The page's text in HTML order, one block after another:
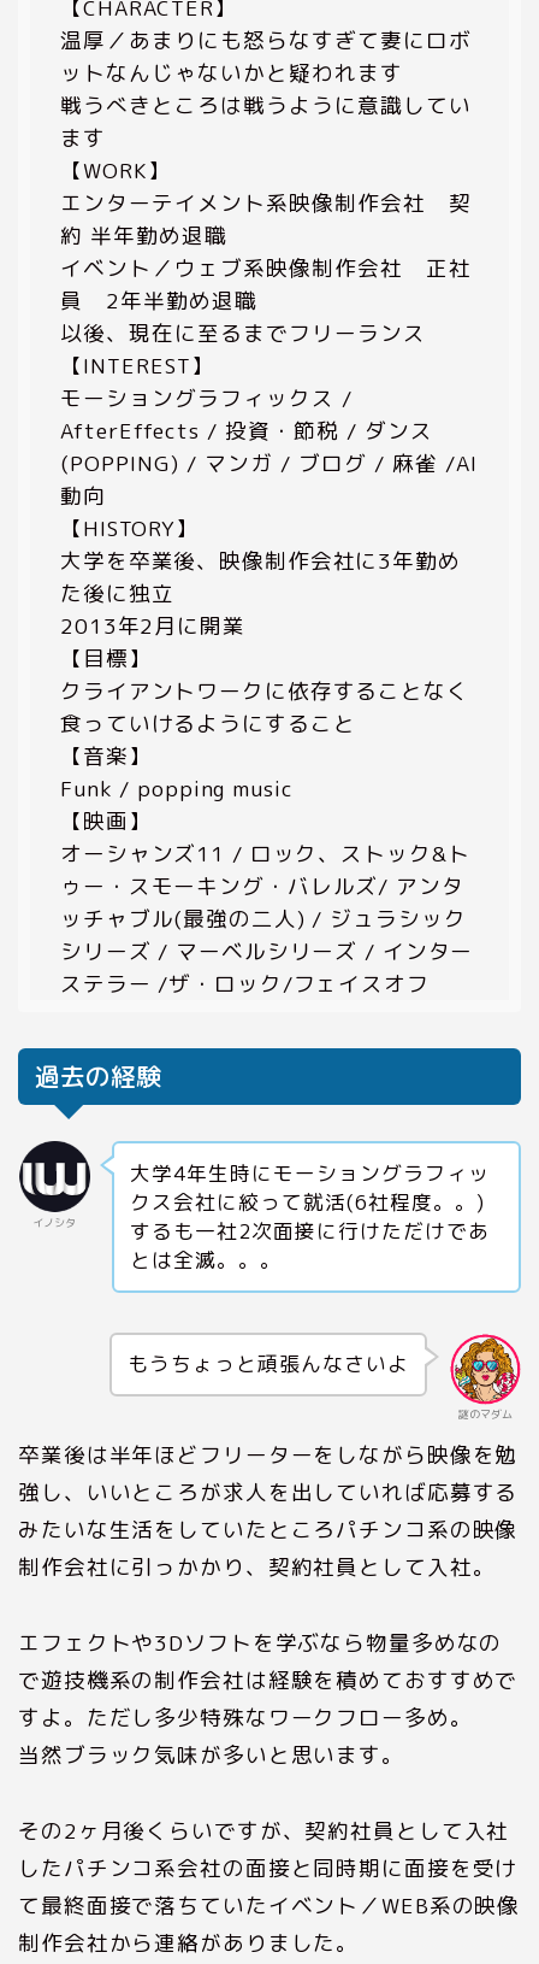
【CHARACTER】
温厚／あまりにも怒らなすぎて妻にロボ
ットなんじゃないかと疑われます
戦うべきところは戦うように意識してい
ます
【WORK】
エンターテイメント系映像制作会社 契
約 半年勤め退職
イベント／ウェブ系映像制作会社 正社
員 2年半勤め退職
以後、現在に至るまでフリーランス
【INTEREST】
モーショングラフィックス /
AfterEffects / 投資・節税 / ダンス
(POPPING) / マンガ / ブログ / 麻雀 /AI
動向
【HISTORY】
大学を卒業後、映像制作会社に3年勤め
た後に独立
2013年2月に開業
【目標】
クライアントワークに依存することなく
食っていけるようにすること
【音楽】
Funk / popping music
【映画】
オーシャンズ11 / ロック、ストック&ト
ゥー・スモーキング・バレルズ/ アンタ
ッチャブル(最強の二人) / ジュラシック
シリーズ / マーベルシリーズ / インター
ステラー /ザ・ロック/フェイスオフ
過去の経験
イノシタ
大学4年生時にモーショングラフィッ
クス会社に絞って就活(6社程度。。)
するも一社2次面接に行けただけであ
とは全滅。。。
謎のマダム
もうちょっと頑張んなさいよ
卒業後は半年ほどフリーターをしながら映像を勉
強し、いいところが求人を出していれば応募する
みたいな生活をしていたところパチンコ系の映像
制作会社に引っかかり、契約社員として入社。
エフェクトや3Dソフトを学ぶなら物量多めなの
で遊技機系の制作会社は経験を積めておすすめで
すよ。ただし多少特殊なワークフロー多め。
当然ブラック気味が多いと思います。
その2ヶ月後くらいですが、契約社員として入社
したパチンコ系会社の面接と同時期に面接を受け
て最終面接で落ちていたイベント／WEB系の映像
制作会社から連絡がありました。